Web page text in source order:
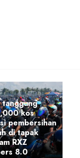
tanggung
kos
pembersihan
di tapak
RXZ
8.0